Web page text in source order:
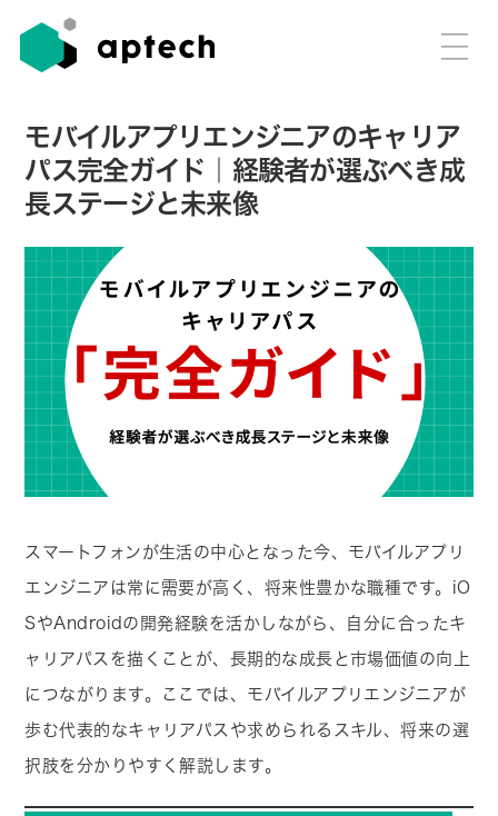
モバイルアプリエンジニアのキャリア
パス完全ガイド｜経験者が選ぶべき成
長ステージと未来像
スマートフォンが生活の中心となった今、モバイルアプリ
エンジニアは常に需要が高く、将来性豊かな職種です。iO
SやAndroidの開発経験を活かしながら、自分に合ったキ
ャリアパスを描くことが、長期的な成長と市場価値の向上
につながります。ここでは、モバイルアプリエンジニアが
歩む代表的なキャリアパスや求められるスキル、将来の選
択肢を分かりやすく解説します。